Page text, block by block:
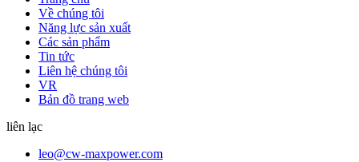
Về chúng tôi
Năng lực sản xuất
Các sản phẩm
Tin tức
Liên hệ chúng tôi
VR
Bản đồ trang web
liên lạc
leo@cw-maxpower.com